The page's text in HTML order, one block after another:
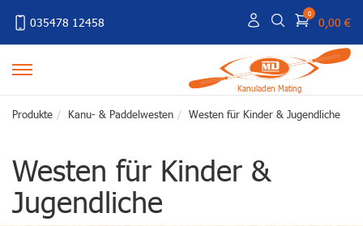
035478 12458
0
0,00 €
Kanuladen Mating
Produkte Kanu- & Paddelwesten Westen für Kinder & Jugendliche
Westen für Kinder &
Jugendliche